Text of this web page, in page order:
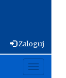
Zaloguj
Toggle